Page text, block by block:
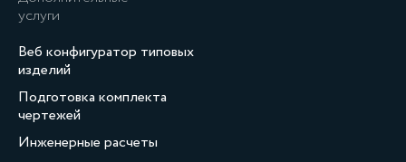
услуги
Веб конфигуратор типовых
изделий
Подготовка комплекта
чертежей
Инженерные расчеты